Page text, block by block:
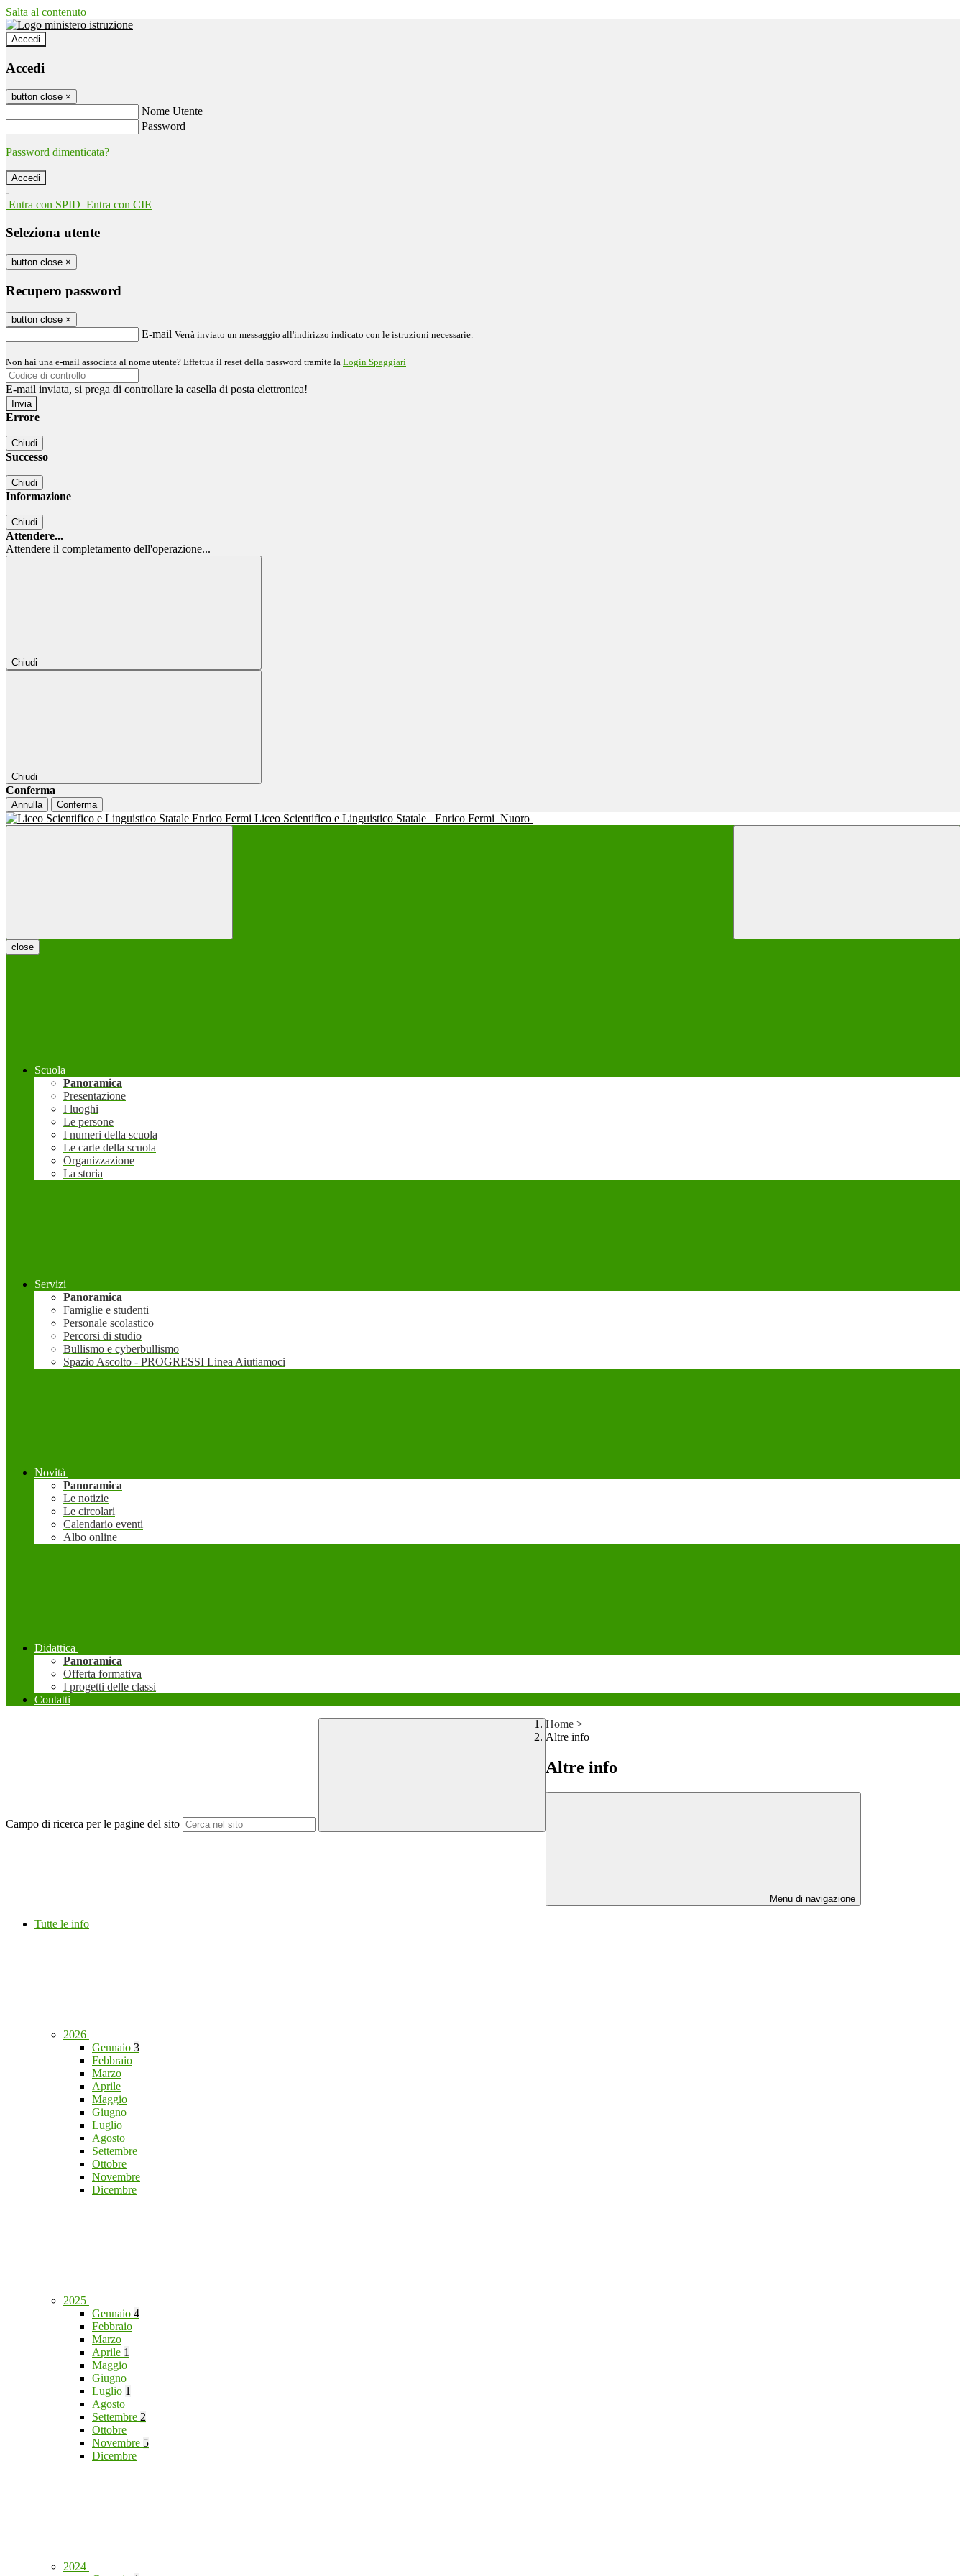
Salta al contenuto
Accedi
Accedi
button close ×
Nome Utente
Password
Password dimenticata?
-
Entra con SPID Entra con CIE
Seleziona utente
button close ×
Recupero password
button close ×
E-mail Verrà inviato un messaggio all'indirizzo indicato con le istruzioni necessarie.
Non hai una e-mail associata al nome utente? Effettua il reset della password tramite la Login Spaggiari
E-mail inviata, si prega di controllare la casella di posta elettronica!
Errore
Chiudi
Successo
Chiudi
Informazione
Chiudi
Attendere...
Attendere il completamento dell'operazione...
Chiudi
Chiudi
Conferma
Annulla Conferma
Liceo Scientifico e Linguistico Statale Enrico Fermi Nuoro
close
Scuola
Panoramica
Presentazione
I luoghi
Le persone
I numeri della scuola
Le carte della scuola
Organizzazione
La storia
Servizi
Panoramica
Famiglie e studenti
Personale scolastico
Percorsi di studio
Bullismo e cyberbullismo
Spazio Ascolto - PROGRESSI Linea Aiutiamoci
Novità
Panoramica
Le notizie
Le circolari
Calendario eventi
Albo online
Didattica
Panoramica
Offerta formativa
I progetti delle classi
Contatti
Campo di ricerca per le pagine del sito
Home >
Altre info
Altre info
Menu di navigazione
Tutte le info
2026
Gennaio 3
Febbraio
Marzo
Aprile
Maggio
Giugno
Luglio
Agosto
Settembre
Ottobre
Novembre
Dicembre
2025
Gennaio 4
Febbraio
Marzo
Aprile 1
Maggio
Giugno
Luglio 1
Agosto
Settembre 2
Ottobre
Novembre 5
Dicembre
2024